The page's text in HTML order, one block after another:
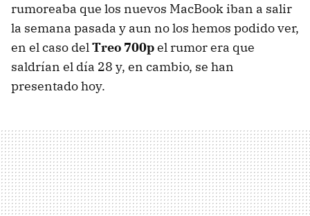
rumoreaba que los nuevos MacBook iban a salir
la semana pasada y aun no los hemos podido ver,
en el caso delTreo 700pel rumor era que
saldrían el día 28 y, en cambio, se han
presentado hoy.